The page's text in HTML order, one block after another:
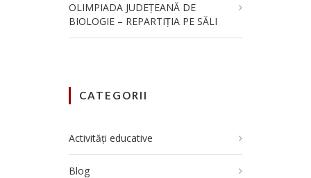
OLIMPIADA JUDEȚEANĂ DE
BIOLOGIE – REPARTIȚIA PE SĂLI
CATEGORII
Activități educative
Blog